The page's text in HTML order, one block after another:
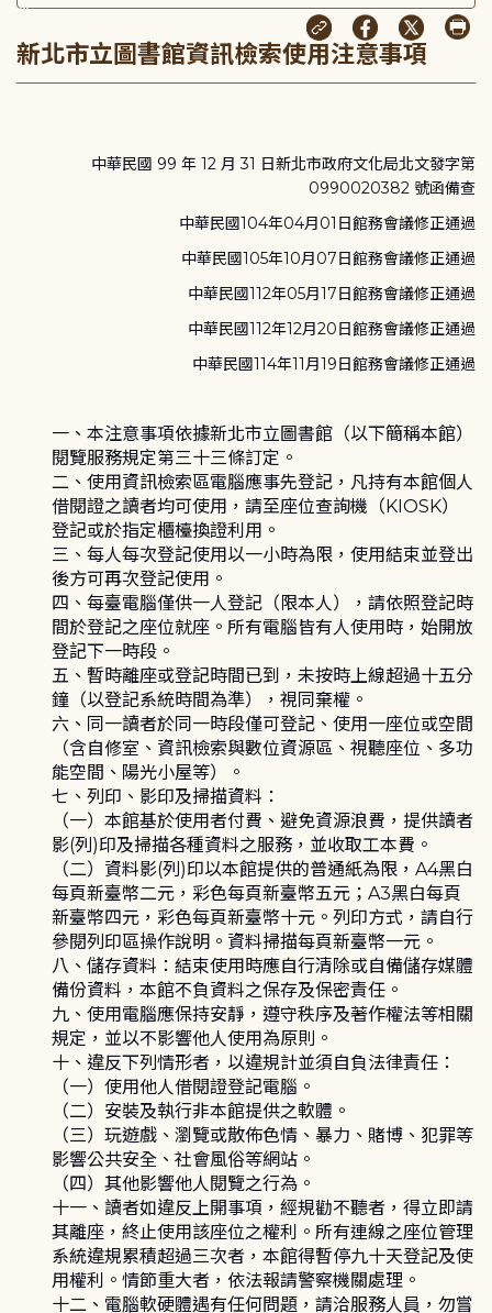
:::
新北市立圖書館資訊檢索使用注意事項
中華民國 99 年 12 月 31 日新北市政府文化局北文發字第
0990020382 號函備查
中華民國104年04月01日館務會議修正通過
中華民國105年10月07日館務會議修正通過
中華民國112年05月17日館務會議修正通過
中華民國112年12月20日館務會議修正通過
中華民國114年11月19日館務會議修正通過
一、本注意事項依據新北市立圖書館（以下簡稱本館）
閱覽服務規定第三十三條訂定。
二、使用資訊檢索區電腦應事先登記，凡持有本館個人
借閱證之讀者均可使用，請至座位查詢機（KIOSK）
登記或於指定櫃檯換證利用。
三、每人每次登記使用以一小時為限，使用結束並登出
後方可再次登記使用。
四、每臺電腦僅供一人登記（限本人），請依照登記時
間於登記之座位就座。所有電腦皆有人使用時，始開放
登記下一時段。
五、暫時離座或登記時間已到，未按時上線超過十五分
鐘（以登記系統時間為準），視同棄權。
六、同一讀者於同一時段僅可登記、使用一座位或空間
（含自修室、資訊檢索與數位資源區、視聽座位、多功
能空間、陽光小屋等）。
七、列印、影印及掃描資料：
（一）本館基於使用者付費、避免資源浪費，提供讀者
影(列)印及掃描各種資料之服務，並收取工本費。
（二）資料影(列)印以本館提供的普通紙為限，A4黑白
每頁新臺幣二元，彩色每頁新臺幣五元；A3黑白每頁
新臺幣四元，彩色每頁新臺幣十元。列印方式，請自行
參閱列印區操作說明。資料掃描每頁新臺幣一元。
八、儲存資料：結束使用時應自行清除或自備儲存媒體
備份資料，本館不負資料之保存及保密責任。
九、使用電腦應保持安靜，遵守秩序及著作權法等相關
規定，並以不影響他人使用為原則。
十、違反下列情形者，以違規計並須自負法律責任：
（一）使用他人借閱證登記電腦。
（二）安裝及執行非本館提供之軟體。
（三）玩遊戲、瀏覽或散佈色情、暴力、賭博、犯罪等
影響公共安全、社會風俗等網站。
（四）其他影響他人閱覽之行為。
十一、讀者如違反上開事項，經規勸不聽者，得立即請
其離座，終止使用該座位之權利。所有連線之座位管理
系統違規累積超過三次者，本館得暫停九十天登記及使
用權利。情節重大者，依法報請警察機關處理。
十二、電腦軟硬體遇有任何問題，請洽服務人員，勿嘗